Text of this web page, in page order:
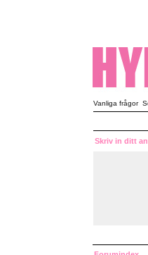
Vanliga frågor
Skriv in ditt